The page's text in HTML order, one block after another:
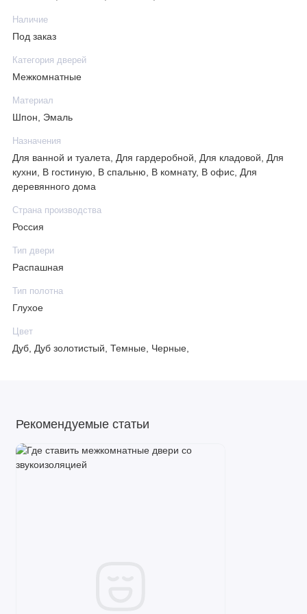
Наличие
Под заказ
Категория дверей
Межкомнатные
Материал
Шпон, Эмаль
Назначения
Для ванной и туалета, Для гардеробной, Для кладовой, Для
кухни, В гостиную, В спальню, В комнату, В офис, Для
деревянного дома
Страна производства
Россия
Тип двери
Распашная
Тип полотна
Глухое
Цвет
Дуб, Дуб золотистый, Темные, Черные,
Рекомендуемые статьи